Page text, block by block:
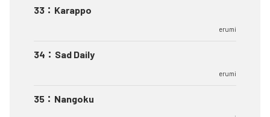
33 ： Karappo
erumi
34 ： Sad Daily
erumi
35 ： Nangoku